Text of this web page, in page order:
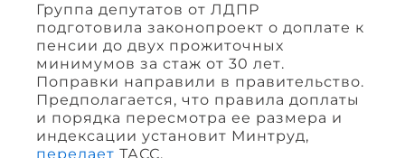
Группа депутатов от ЛДПР
подготовила законопроект о доплате к
пенсии до двух прожиточных
минимумов за стаж от 30 лет.
Поправки направили в правительство.
Предполагается, что правила доплаты
и порядка пересмотра ее размера и
индексации установит Минтруд,
передает ТАСС.